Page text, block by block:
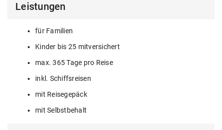
Leistungen
für Familien
Kinder bis 25 mitversichert
max. 365 Tage pro Reise
inkl. Schiffsreisen
mit Reisegepäck
mit Selbstbehalt